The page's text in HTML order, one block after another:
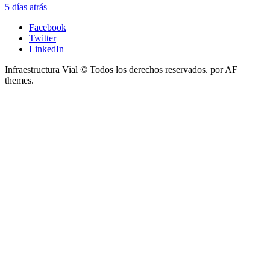
5 días atrás
Facebook
Twitter
LinkedIn
Infraestructura Vial © Todos los derechos reservados. por AF
themes.